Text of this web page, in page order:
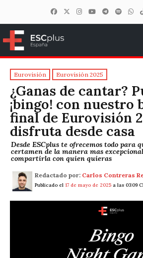
ESCplus España
Eurovisión Eurovisión 2025
¿Ganas de cantar?
¡bingo! con nuestro
final de Eurovisión
disfruta desde casa
Desde ESCplus te ofrecemos todo para
certamen de la manera mas
compartirla con quien quieras
Redactado por: Carlos Contreras
Publicado el 17 de mayo de 2025 a las 03:09